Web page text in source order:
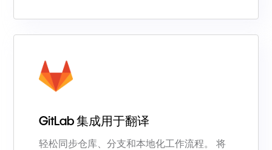
GitLab 集成用于翻译
轻松同步仓库、分支和本地化工作流程。 将